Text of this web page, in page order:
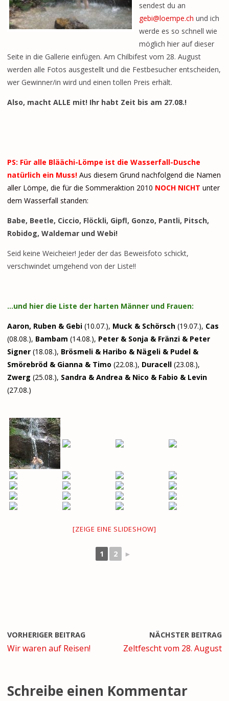
sendest du an
gebi@loempe.ch und ich
werde es so schnell wie
möglich hier auf dieser
Seite in die Gallerie einfügen. Am Chilbifest vom 28. August
werden alle Fotos ausgestellt und die Festbesucher entscheiden,
wer Gewinner/in wird und einen tollen Preis erhält.
Also, macht ALLE mit! Ihr habt Zeit bis am 27.08.!
PS: Für alle Bläächi-Lömpe ist die Wasserfall-Dusche
natürlich ein Muss! Aus diesem Grund nachfolgend die Namen
aller Lömpe, die für die Sommeraktion 2010 NOCH NICHT unter
dem Wasserfall standen:
Babe, Beetle, Ciccio, Flöckli, Gipfl, Gonzo, Pantli, Pitsch,
Robidog, Waldemar und Webi!
Seid keine Weicheier! Jeder der das Beweisfoto schickt,
verschwindet umgehend von der Liste!!
…und hier die Liste der harten Männer und Frauen:
Aaron, Ruben & Gebi (10.07.), Muck & Schörsch (19.07.), Cas
(08.08.), Bambam (14.08.), Peter & Sonja & Fränzi & Peter
Signer (18.08.), Brösmeli & Haribo & Nägeli & Pudel &
Smörebröd & Gianna & Timo (22.08.), Duracell (23.08.),
Zwerg (25.08.), Sandra & Andrea & Nico & Fabio & Levin
(27.08.)
[ZEIGE EINE SLIDESHOW]
1 2 ►
VORHERIGER BEITRAG
Wir waren auf Reisen!
NÄCHSTER BEITRAG
Zeltfescht vom 28. August
Schreibe einen Kommentar